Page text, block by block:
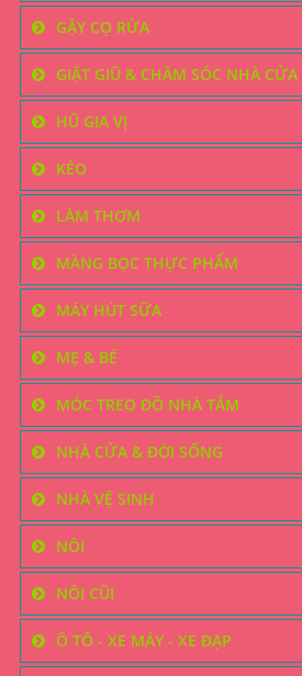
GẬY CỌ RỬA
GIẶT GIŨ & CHĂM SÓC NHÀ CỬA
HŨ GIA VỊ
KÉO
LÀM THƠM
MÀNG BỌC THỰC PHẨM
MÁY HÚT SỮA
MẸ & BÉ
MÓC TREO ĐỒ NHÀ TẮM
NHÀ CỬA & ĐỜI SỐNG
NHÀ VỆ SINH
NÔI
NÔI CŨI
Ô TÔ - XE MÁY - XE ĐẠP